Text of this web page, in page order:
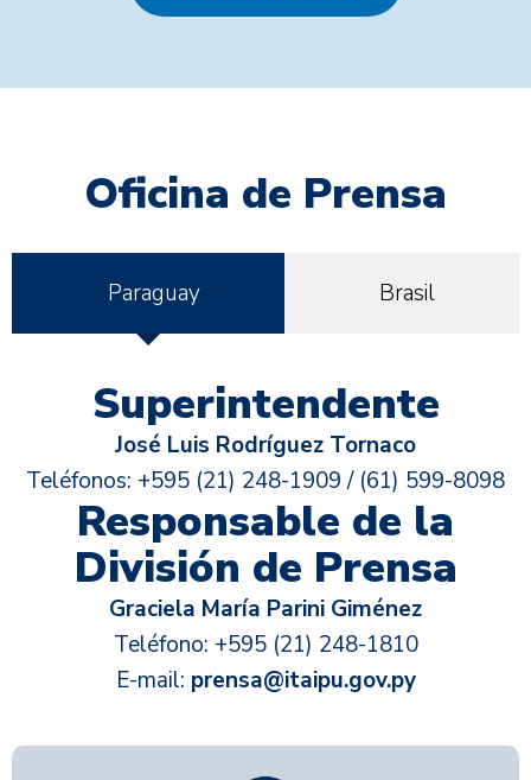
Oficina de Prensa
Paraguay Brasil
Superintendente
José Luis Rodríguez Tornaco
Teléfonos: +595 (21) 248-1909 / (61) 599-8098
Responsable de la
División de Prensa
Graciela María Parini Giménez
Teléfono: +595 (21) 248-1810
E-mail: prensa@itaipu.gov.py